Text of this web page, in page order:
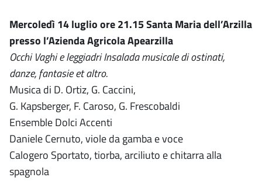
Mercoledì 14 luglio ore 21.15 Santa Maria dell’Arzilla
presso l’Azienda Agricola Apearzilla
Occhi Vaghi e leggiadri Insalada musicale di ostinati,
danze, fantasie et altro.
Musica di D. Ortiz, G. Caccini,
G. Kapsberger, F. Caroso, G. Frescobaldi
Ensemble Dolci Accenti
Daniele Cernuto, viole da gamba e voce
Calogero Sportato, tiorba, arciliuto e chitarra alla
spagnola